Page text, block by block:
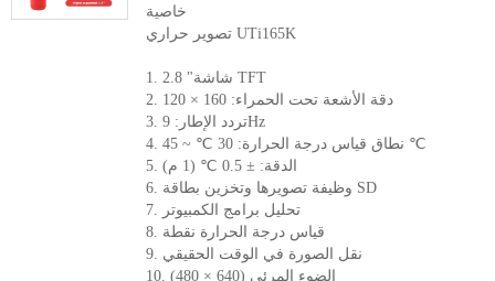
خاصية
تصوير حراري UTi165K
1. 2.8 "شاشة TFT
2. دقة الأشعة تحت الحمراء: 160 × 120
3. تردد الإطار: 9Hz
4. نطاق قياس درجة الحرارة: 30 ℃ ~ 45 ℃
5. الدقة: ± 0.5 ℃ (1 م)
6. وظيفة تصويرها وتخزين بطاقة SD
7. تحليل برامج الكمبيوتر
8. قياس درجة الحرارة نقطة
9. نقل الصورة في الوقت الحقيقي
10. الضوء المرئي (640 × 480)